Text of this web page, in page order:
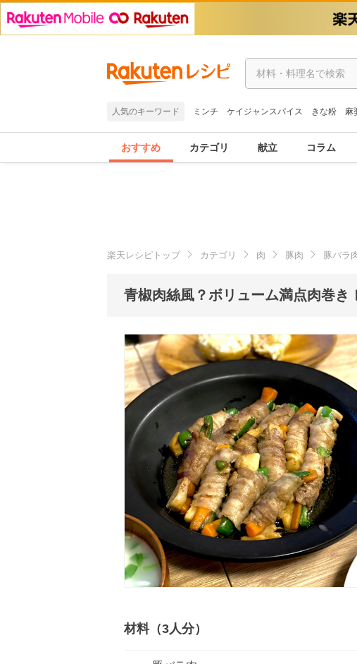
人気のキーワード ミンチ ケイジャンスパイス きな粉 麻
おすすめ カテゴリ 献立 コラム
楽天レシピトップ カテゴリ 肉 豚肉 豚バラ
青椒肉絲風？ボリューム満点肉巻き
材料（3人分）